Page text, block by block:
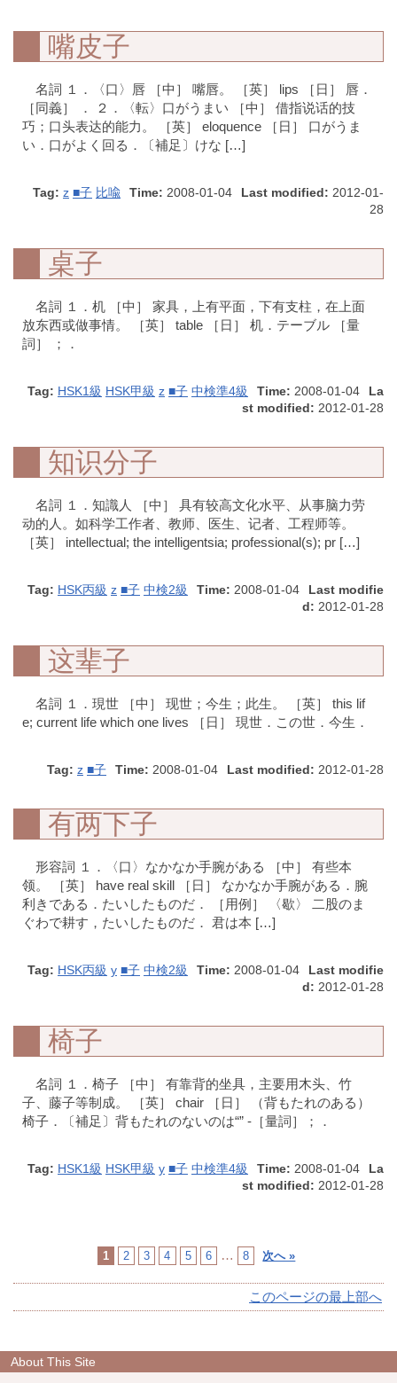
嘴皮子
名詞 １．〈口〉唇 ［中］ 嘴唇。 ［英］ lips ［日］ 唇．
［同義］ ． ２．〈転〉口がうまい ［中］ 借指说话的技
巧；口头表达的能力。 ［英］ eloquence ［日］ 口がうま
い．口がよく回る．〔補足〕けな […]
Tag: z ■子 比喩 Time: 2008-01-04 Last modified: 2012-01-
28
桌子
名詞 １．机 ［中］ 家具，上有平面，下有支柱，在上面
放东西或做事情。 ［英］ table ［日］ 机．テーブル ［量
詞］ ；．
Tag: HSK1級 HSK甲級 z ■子 中検準4級 Time: 2008-01-04
La
st modified: 2012-01-28
知识分子
名詞 １．知識人 ［中］ 具有较高文化水平、从事脑力劳
动的人。如科学工作者、教师、医生、记者、工程师等。
［英］ intellectual; the intelligentsia; professional(s); pr […]
Tag: HSK丙級 z ■子 中検2級 Time: 2008-01-04
Last modifie
d: 2012-01-28
这辈子
名詞 １．現世 ［中］ 现世；今生；此生。 ［英］ this lif
e; current life which one lives ［日］ 現世．この世．今生．
Tag: z ■子 Time: 2008-01-04 Last modified: 2012-01-28
有两下子
形容詞 １．〈口〉なかなか手腕がある ［中］ 有些本
领。 ［英］ have real skill ［日］ なかなか手腕がある．腕
利きである．たいしたものだ． ［用例］ 〈歇〉 二股のま
ぐわで耕す，たいしたものだ． 君は本 […]
Tag: HSK丙級 y ■子 中検2級 Time: 2008-01-04
Last modifie
d: 2012-01-28
椅子
名詞 １．椅子 ［中］ 有靠背的坐具，主要用木头、竹
子、藤子等制成。 ［英］ chair ［日］ （背もたれのある）
椅子．〔補足〕背もたれのないのは“” -［量詞］；．
Tag: HSK1級 HSK甲級 y ■子 中検準4級 Time: 2008-01-04
La
st modified: 2012-01-28
1 2 3 4 5 6 … 8 次へ »
このページの最上部へ
About This Site